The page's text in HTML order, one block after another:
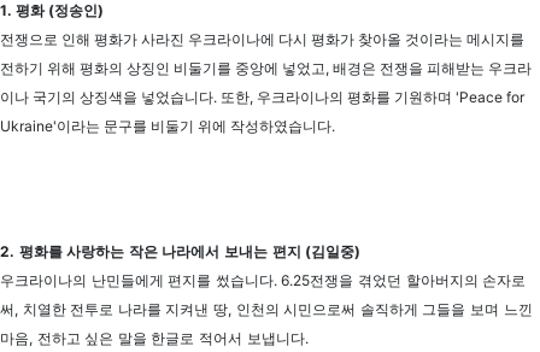
1. 평화 (정송인)
전쟁으로 인해 평화가 사라진 우크라이나에 다시 평화가 찾아올 것이라는 메시지를
전하기 위해 평화의 상징인 비둘기를 중앙에 넣었고, 배경은 전쟁을 피해받는 우크라
이나 국기의 상징색을 넣었습니다. 또한, 우크라이나의 평화를 기원하며 'Peace for
Ukraine'이라는 문구를 비둘기 위에 작성하였습니다.
2. 평화를 사랑하는 작은 나라에서 보내는 편지 (김일중)
우크라이나의 난민들에게 편지를 썼습니다. 6.25전쟁을 겪었던 할아버지의 손자로
써, 치열한 전투로 나라를 지켜낸 땅, 인천의 시민으로써 솔직하게 그들을 보며 느낀
마음, 전하고 싶은 말을 한글로 적어서 보냅니다.